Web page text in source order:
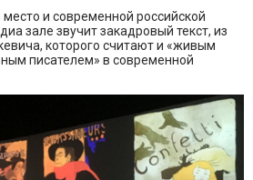
и современной российской
зале звучит закадровый текст, из
которого считают и «живым
писателем» в современной